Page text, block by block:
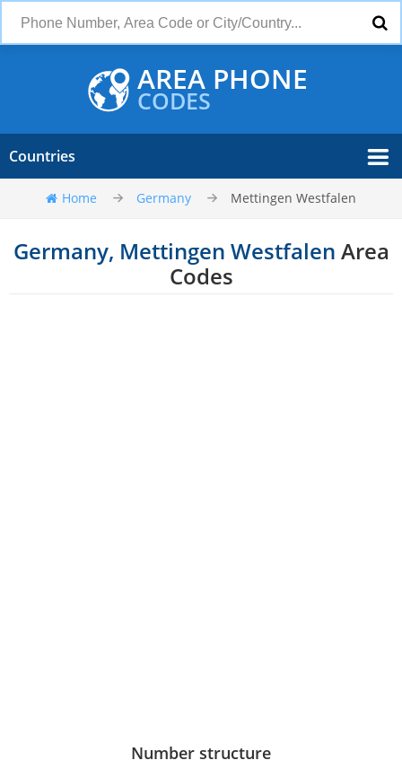
AREA PHONE
CODES
Countries
Home Germany Mettingen Westfalen
Germany, Mettingen Westfalen Area
Codes
Number structure